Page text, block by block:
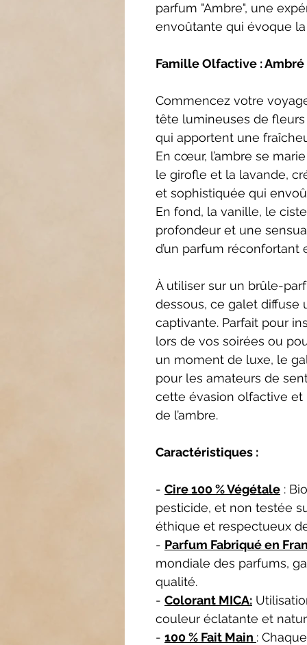
parfum "Ambre", une
envoûtante qui évoque
Famille Olfactive : Ambré
Commencez votre
tête lumineuses de fleurs
qui apportent une
En cœur, l’ambre se
le girofle et la lavande,
et sophistiquée qui
En fond, la vanille, le
profondeur et une
d’un parfum réconfortant
À utiliser sur un brûle-
dessous, ce galet diffuse
captivante. Parfait pour
lors de vos soirées ou
un moment de luxe, le
pour les amateurs de
cette évasion olfactive et
de l’ambre.
Caractéristiques :
- Cire 100 % Végétale :
pesticide, et non testée
éthique et respectueux
- Parfum Fabriqué en
mondiale des parfums,
qualité.
- Colorant MICA:
couleur éclatante et
- 100 % Fait Main :